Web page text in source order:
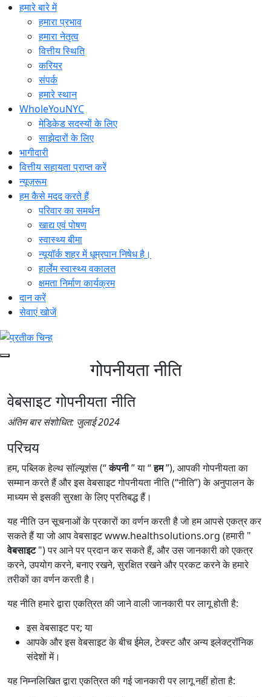
सामग्रीहमारे बारे में
हमारा प्रभाव
हमारा नेतृत्व
वित्तीय स्थिति
करियर
संपर्क
हमारे स्थान
WholeYouNYC
मेडिकेड सदस्यों के लिए
साझेदारों के लिए
भागीदारी
वित्तीय सहायता प्राप्त करें
न्यूज़रूम
हम कैसे मदद करते हैं
परिवार का समर्थन
खाद्य एवं पोषण
स्वास्थ्य बीमा
न्यूयॉर्क शहर में धूम्रपान निषेध है।
हार्लेम स्वास्थ्य वकालत
क्षमता निर्माण कार्यक्रम
दान करें
सेवाएं खोजें
गोपनीयता नीति
वेबसाइट गोपनीयता नीति
अंतिम बार संशोधित: जुलाई 2024
परिचय
हम, पब्लिक हेल्थ सॉल्यूशंस (“कंपनी” या “हम”), आपकी गोपनीयता का
सम्मान करते हैं और इस वेबसाइट गोपनीयता नीति (“नीति”) के अनुपालन के
माध्यम से इसकी सुरक्षा के लिए प्रतिबद्ध हैं।
यह नीति उन सूचनाओं के प्रकारों का वर्णन करती है जो हम आपसे एकत्र कर
सकते हैं या जो आप वेबसाइट www.healthsolutions.org (हमारी "
वेबसाइट") पर आने पर प्रदान कर सकते हैं, और उस जानकारी को एकत्र
करने, उपयोग करने, बनाए रखने, सुरक्षित रखने और प्रकट करने के हमारे
तरीकों का वर्णन करती है।
यह नीति हमारे द्वारा एकत्रित की जाने वाली जानकारी पर लागू होती है:
इस वेबसाइट पर; या
आपके और इस वेबसाइट के बीच ईमेल, टेक्स्ट और अन्य इलेक्ट्रॉनिक
संदेशों में।
यह निम्नलिखित द्वारा एकत्रित की गई जानकारी पर लागू नहीं होता है: